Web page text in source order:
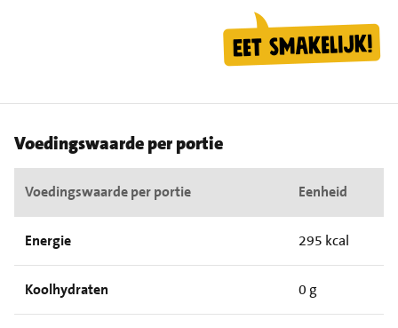
Voedingswaarde per portie
Voedingswaarde per portie Eenheid
Energie 295 kcal
Koolhydraten 0 g